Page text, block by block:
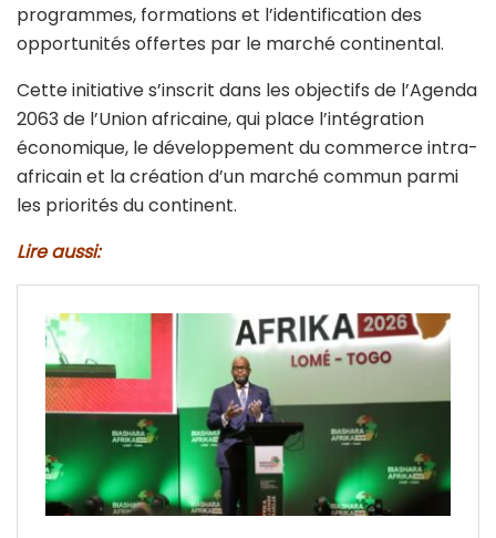
programmes, formations et l’identification des
opportunités offertes par le marché continental.
Cette initiative s’inscrit dans les objectifs de l’Agenda
2063 de l’Union africaine, qui place l’intégration
économique, le développement du commerce intra-
africain et la création d’un marché commun parmi
les priorités du continent.
Lire aussi: